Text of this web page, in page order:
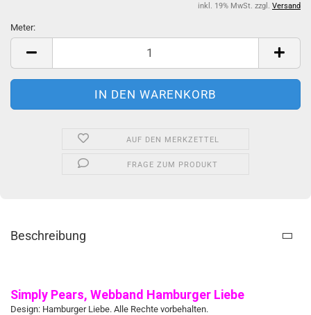
inkl. 19% MwSt. zzgl. Versand
Meter:
Meter
AUF DEN MERKZETTEL
FRAGE ZUM PRODUKT
Beschreibung
Simply Pears, Webband Hamburger Liebe
Design: Hamburger Liebe. Alle Rechte vorbehalten.